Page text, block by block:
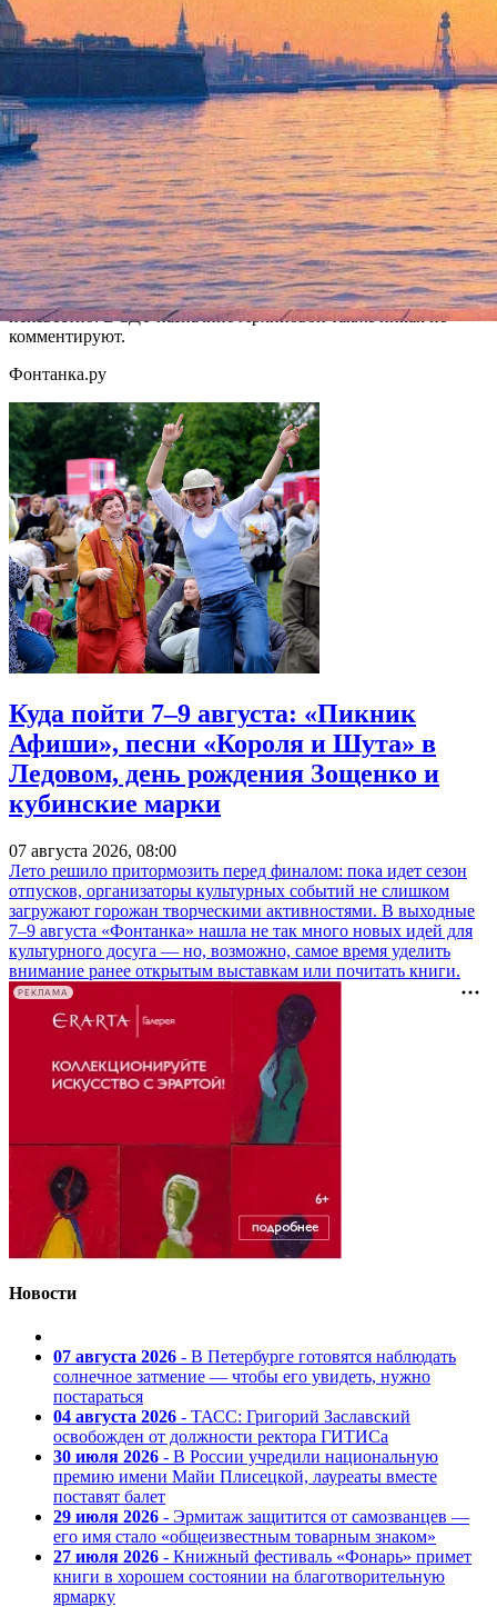
По сведениям Фонтанки, в ближайшее время директором БДТ
им. Г.А.Товстоногова станет бывший заметитель генерального
директора Михайловского театра Татьяна Архипова.
Татьяна Архипова окончила социологический факультет
Ленинградского государственного университета им. А.А.
Жданова. Начинала работать в отделе рекламы ГТРК
"Петербург – 5 канал". С 1995 по 2005 год работала
директором по маркетингу и PR подконтрольной Владимиру
Кехману Группы JFC – крупнейшего импортера фруктов на
российский рынок. В 2007 году вместе с Владимиром
Кехманом пришла на работу в Михайловский театр на пост
первого заместителя генерального директора. О причинах
ухода Архиповой из Михайловского театра ничего
неизвестно. В БДТ назначние Архиповой также никак не
комментируют.
Фонтанка.ру
Куда пойти 7–9 августа: «Пикник
Афиши», песни «Короля и Шута» в
Ледовом, день рождения Зощенко и
кубинские марки
07 августа 2026, 08:00
Лето решило притормозить перед финалом: пока идет сезон
отпусков, организаторы культурных событий не слишком
загружают горожан творческими активностями. В выходные
7–9 августа «Фонтанка» нашла не так много новых идей для
культурного досуга — но, возможно, самое время уделить
внимание ранее открытым выставкам или почитать книги.
РЕКЛАМА
Новости
07 августа 2026 - В Петербурге готовятся наблюдать
солнечное затмение — чтобы его увидеть, нужно
постараться
04 августа 2026 - ТАСС: Григорий Заславский
освобожден от должности ректора ГИТИСа
30 июля 2026 - В России учредили национальную
премию имени Майи Плисецкой, лауреаты вместе
поставят балет
29 июля 2026 - Эрмитаж защитится от самозванцев —
его имя стало «общеизвестным товарным знаком»
27 июля 2026 - Книжный фестиваль «Фонарь» примет
книги в хорошем состоянии на благотворительную
ярмарку